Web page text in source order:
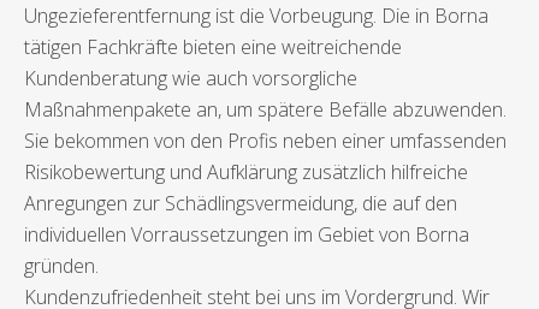
Ungezieferentfernung ist die Vorbeugung. Die in Borna
tätigen Fachkräfte bieten eine weitreichende
Kundenberatung wie auch vorsorgliche
Maßnahmenpakete an, um spätere Befälle abzuwenden.
Sie bekommen von den Profis neben einer umfassenden
Risikobewertung und Aufklärung zusätzlich hilfreiche
Anregungen zur Schädlingsvermeidung, die auf den
individuellen Vorraussetzungen im Gebiet von Borna
gründen.
Kundenzufriedenheit steht bei uns im Vordergrund. Wir